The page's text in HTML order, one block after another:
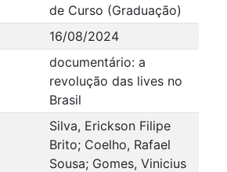
de Curso (Graduação)
16/08/2024
documentário: a
revolução das lives no
Brasil
Silva, Erickson Filipe
Brito; Coelho, Rafael
Sousa; Gomes, Vinicius